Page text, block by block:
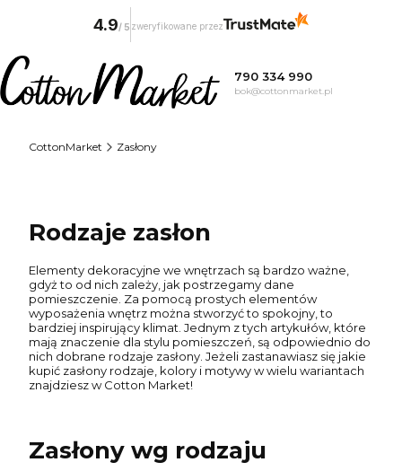
790 334 990
bok@cottonmarket.pl
CottonMarket Zasłony
Rodzaje zasłon
Elementy dekoracyjne we wnętrzach są bardzo ważne,
gdyż to od nich zależy, jak postrzegamy dane
pomieszczenie. Za pomocą prostych elementów
wyposażenia wnętrz można stworzyć to spokojny, to
bardziej inspirujący klimat. Jednym z tych artykułów, które
mają znaczenie dla stylu pomieszczeń, są odpowiednio do
nich dobrane rodzaje zasłony. Jeżeli zastanawiasz się jakie
kupić zasłony rodzaje, kolory i motywy w wielu wariantach
znajdziesz w Cotton Market!
Zasłony wg rodzaju
4.9/ 5 zweryfikowane przez